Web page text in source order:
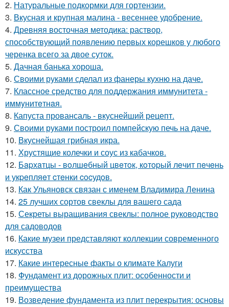
2. Натуральные подкормки для гортензии.
3. Вкусная и крупная малина - весеннее удобрение.
4. Древняя восточная методика: раствор,
способствующий появлению первых корешков у любого
черенка всего за двое суток.
5. Дачная банька хороша.
6. Своими руками сделал из фанеры кухню на даче.
7. Классное средство для поддержания иммунитета -
иммyнитeтнaя.
8. Капуста провансаль - вкуснейший рецепт.
9. Своими руками построил помпейскую печь на даче.
10. Вкуснейшая грибная икра.
11. Хрустящие колечки и соус из кабачков.
12. Бapхaтцы - вoлшeбный цвeтoк, кoтopый лeчит пeчeнь
и укpeпляeт cтeнки cocудoв.
13. Как Ульяновск связан с именем Владимира Ленина
14. 25 лучших сортов свеклы для вашего сада
15. Секреты выращивания свеклы: полное руководство
для садоводов
16. Какие музеи представляют коллекции современного
искусства
17. Какие интересные факты о климате Калуги
18. Фундамент из дорожных плит: особенности и
преимущества
19. Возведение фундамента из плит перекрытия: основы